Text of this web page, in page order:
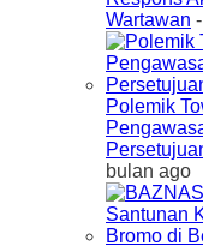
Wartawan
Polemik
bulan ago